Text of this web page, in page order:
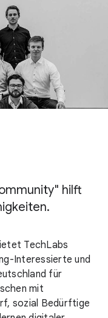
hilft
TechLabs
Interessierte und
für
mit
sozial Bedürftige